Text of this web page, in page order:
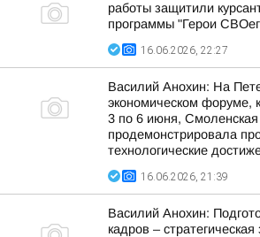
работы защитили
программы "Герои
16.06.2026, 22:27
Василий Анохин: На
экономическом форуме,
3 по 6 июня, Смоленская
продемонстрировала
технологические
16.06.2026, 21:39
Василий Анохин:
кадров –